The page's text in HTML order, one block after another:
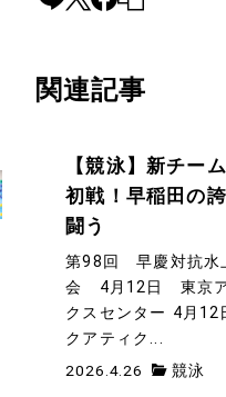
関連記事
【競泳】新チー
初戦！早稲田の
闘う
第98回 早慶対抗水
会 4月12日 東京ア
クスセンター 4月12
クアティク...
2026.4.26 競泳